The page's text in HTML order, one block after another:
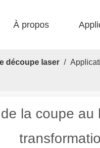
À propos
découpe laser /
la coupe